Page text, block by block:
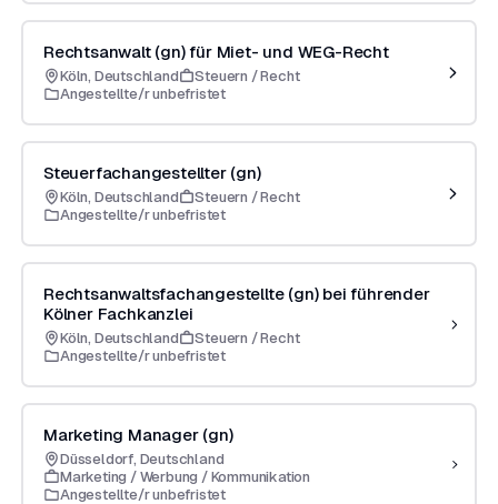
Rechtsanwalt (gn) für Miet- und WEG-Recht
Köln, Deutschland
Steuern / Recht
Angestellte/r unbefristet
Steuerfachangestellter (gn)
Köln, Deutschland
Steuern / Recht
Angestellte/r unbefristet
Rechtsanwaltsfachangestellte (gn) bei führender
Kölner Fachkanzlei
Köln, Deutschland
Steuern / Recht
Angestellte/r unbefristet
Marketing Manager (gn)
Düsseldorf, Deutschland
Marketing / Werbung / Kommunikation
Angestellte/r unbefristet